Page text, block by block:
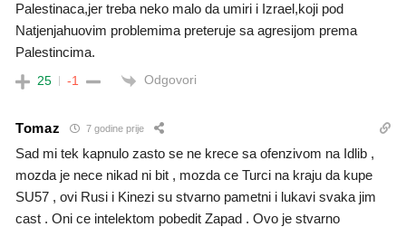
Palestinaca,jer treba neko malo da umiri i Izrael,koji pod
Natjenjahuovim problemima preteruje sa agresijom prema
Palestincima.
25 -1 Odgovori
Tomaz 7 godine prije
Sad mi tek kapnulo zasto se ne krece sa ofenzivom na Idlib ,
mozda je nece nikad ni bit , mozda ce Turci na kraju da kupe
SU57 , ovi Rusi i Kinezi su stvarno pametni i lukavi svaka jim
cast . Oni ce intelektom pobedit Zapad . Ovo je stvarno